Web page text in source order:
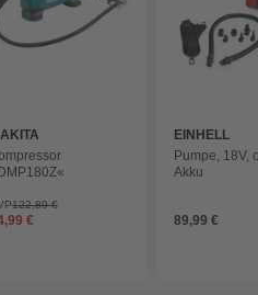
122,89 €
€
EINHELL
Pumpe, 18V,
Akku
89,99 €